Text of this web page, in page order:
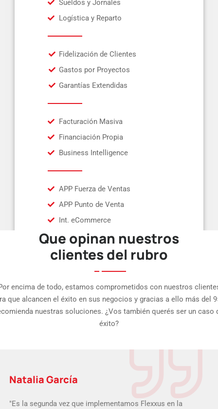
Sueldos y Jornales
Logística y Reparto
Fidelización de Clientes
Gastos por Proyectos
Garantías Extendidas
Facturación Masiva
Financiación Propia
Business Intelligence
APP Fuerza de Ventas
APP Punto de Venta
Int. eCommerce
Que opinan nuestros
clientes del rubro
encima de todo, estamos comprometidos con nuestros
que alcancen el éxito en sus negocios y gracias a ello más del
nuestras soluciones. ¿Vos también querés ser un caso
éxito?
Natalia García
"Es la segunda vez que implementamos Flexxus en la